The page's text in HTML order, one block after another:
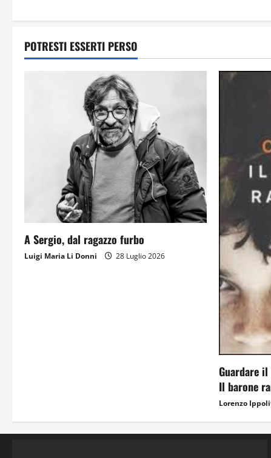
POTRESTI ESSERTI PERSO
A Sergio, dal ragazzo furbo
Luigi Maria Li Donni 28 Luglio 2026
Guardare
Il barone
Lorenzo